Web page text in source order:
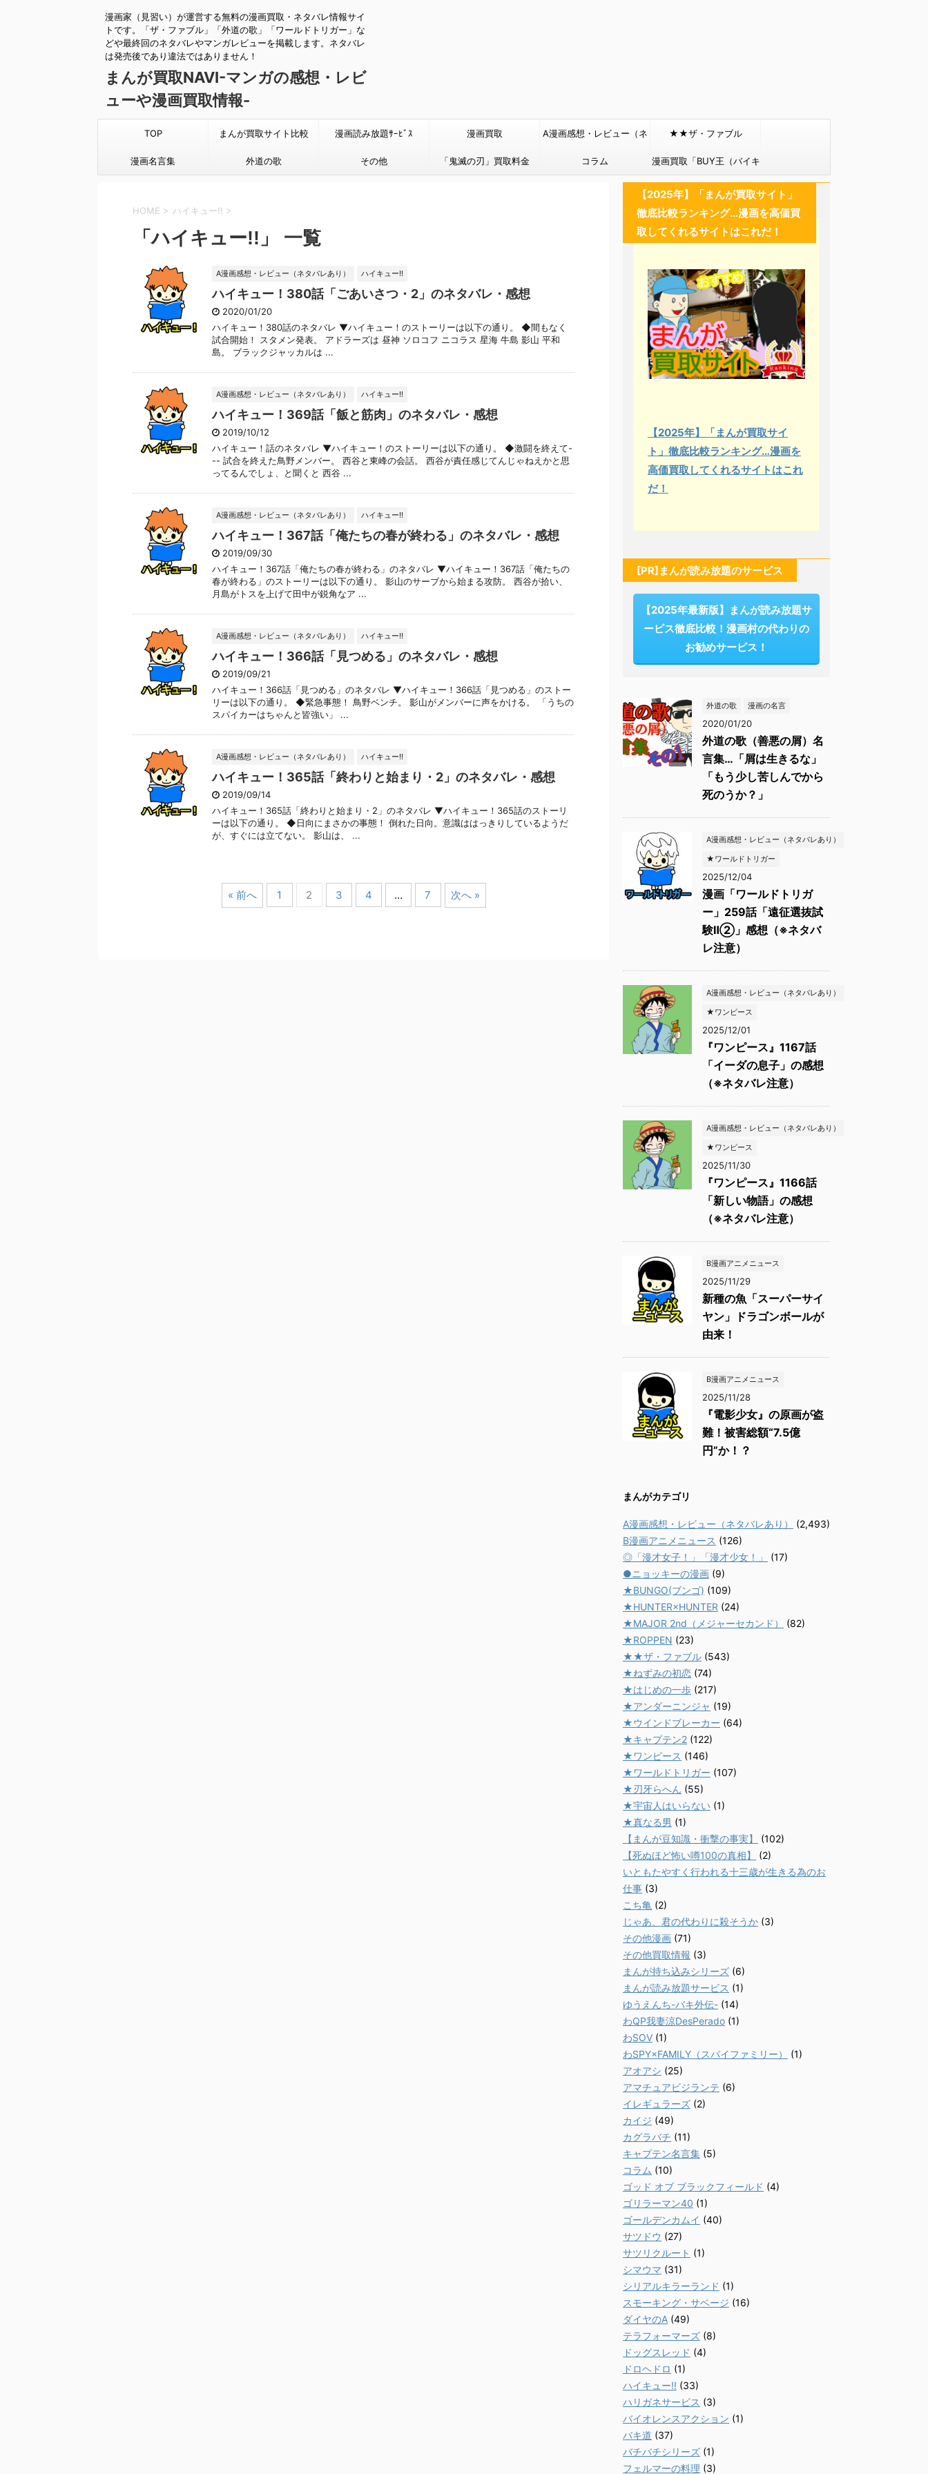
漫画家（見習い）が運営する無料の漫画買取・ネタバレ情報サイ
トです。「ザ・ファブル」「外道の歌」「ワールドトリガー」な
どや最終回のネタバレやマンガレビューを掲載します。ネタバレ
は発売後であり違法ではありません！
まんが買取NAVI-マンガの感想・レビ
ューや漫画買取情報-
TOP まんが買取サイト比較 漫画読み放題ｻｰﾋﾞｽ 漫画買取 A漫画感想・レビュー（ネ
タバレあり）
★★ザ・ファブル
漫画名言集 外道の歌 その他 「鬼滅の刃」買取料金 コラム 漫画買取「BUY王（バイキ
ング）」
HOME > ハイキュー!! >
「ハイキュー!!」 一覧
A漫画感想・レビュー（ネタバレあり） ハイキュー!!
ハイキュー！380話「ごあいさつ・2」のネタバレ・感想
2020/01/20
ハイキュー！380話のネタバレ ▼ハイキュー！のストーリーは以下の通り。 ◆間もなく
試合開始！ スタメン発表。 アドラーズは 昼神 ソロコフ ニコラス 星海 牛島 影山 平和
島。 ブラックジャッカルは ...
A漫画感想・レビュー（ネタバレあり） ハイキュー!!
ハイキュー！369話「飯と筋肉」のネタバレ・感想
2019/10/12
ハイキュー！話のネタバレ ▼ハイキュー！のストーリーは以下の通り。 ◆激闘を終えて-
-- 試合を終えた鳥野メンバー。 西谷と東峰の会話。 西谷が責任感じてんじゃねえかと思
ってるんでしょ、と聞くと 西谷 ...
A漫画感想・レビュー（ネタバレあり） ハイキュー!!
ハイキュー！367話「俺たちの春が終わる」のネタバレ・感想
2019/09/30
ハイキュー！367話「俺たちの春が終わる」のネタバレ ▼ハイキュー！367話「俺たちの
春が終わる」のストーリーは以下の通り。 影山のサーブから始まる攻防。 西谷が拾い、
月島がトスを上げて田中が鋭角なア ...
A漫画感想・レビュー（ネタバレあり） ハイキュー!!
ハイキュー！366話「見つめる」のネタバレ・感想
2019/09/21
ハイキュー！366話「見つめる」のネタバレ ▼ハイキュー！366話「見つめる」のストー
リーは以下の通り。 ◆緊急事態！ 鳥野ベンチ。 影山がメンバーに声をかける。 「うちの
スパイカーはちゃんと皆強い」 ...
A漫画感想・レビュー（ネタバレあり） ハイキュー!!
ハイキュー！365話「終わりと始まり・2」のネタバレ・感想
2019/09/14
ハイキュー！365話「終わりと始まり・2」のネタバレ ▼ハイキュー！365話のストーリ
ーは以下の通り。 ◆日向にまさかの事態！ 倒れた日向。意識ははっきりしているようだ
が、すぐには立てない。 影山は、 ...
« 前へ 1 2 3 4 … 7 次へ »
【2025年】「まんが買取サイト」
徹底比較ランキング…漫画を高価買
取してくれるサイトはこれだ！
【2025年】「まんが買取サイ
ト」徹底比較ランキング…漫画を
高価買取してくれるサイトはこれ
だ！
[PR]まんが読み放題のサービス
【2025年最新版】まんが読み放題サ
ービス徹底比較！漫画村の代わりの
お勧めサービス！
外道の歌 漫画の名言
2020/01/20
外道の歌（善悪の屑）名
言集…「屑は生きるな」
「もう少し苦しんでから
死のうか？」
A漫画感想・レビュー（ネタバレあり）
★ワールドトリガー
2025/12/04
漫画「ワールドトリガ
ー」259話「遠征選抜試
験Ⅱ②」感想（※ネタバ
レ注意）
A漫画感想・レビュー（ネタバレあり）
★ワンピース
2025/12/01
『ワンピース』1167話
「イーダの息子」の感想
（※ネタバレ注意）
A漫画感想・レビュー（ネタバレあり）
★ワンピース
2025/11/30
『ワンピース』1166話
「新しい物語」の感想
（※ネタバレ注意）
B漫画アニメニュース
2025/11/29
新種の魚「スーパーサイ
ヤン」ドラゴンボールが
由来！
B漫画アニメニュース
2025/11/28
『電影少女』の原画が盗
難！被害総額“7.5億
円”か！？
まんがカテゴリ
A漫画感想・レビュー（ネタバレあり）
(2,493)
B漫画アニメニュース (126)
◎「漫才女子！」「漫才少女！」
(17)
●ニョッキーの漫画 (9)
★BUNGO(ブンゴ) (109)
★HUNTER×HUNTER (24)
★MAJOR 2nd（メジャーセカンド）
(82)
★ROPPEN (23)
★★ザ・ファブル (543)
★ねずみの初恋 (74)
★はじめの一歩 (217)
★アンダーニンジャ (19)
★ウインドブレーカー (64)
★キャプテン2 (122)
★ワンピース (146)
★ワールドトリガー (107)
★刃牙らへん (55)
★宇宙人はいらない (1)
★真なる男 (1)
【まんが豆知識・衝撃の事実】
(102)
【死ぬほど怖い噂100の真相】
(2)
いともたやすく行われる十三歳が生きる為のお
仕事 (3)
こち亀 (2)
じゃあ、君の代わりに殺そうか (3)
その他漫画 (71)
その他買取情報 (3)
まんが持ち込みシリーズ (6)
まんが読み放題サービス (1)
ゆうえんち-バキ外伝- (14)
わQP我妻涼DesPerado (1)
わSOV (1)
わSPY×FAMILY（スパイファミリー）
(1)
アオアシ (25)
アマチュアビジランテ (6)
イレギュラーズ (2)
カイジ (49)
カグラバチ (11)
キャプテン名言集 (5)
コラム (10)
ゴッド オブ ブラックフィールド (4)
ゴリラーマン40 (1)
ゴールデンカムイ (40)
サツドウ (27)
サツリクルート (1)
シマウマ (31)
シリアルキラーランド (1)
スモーキング・サベージ (16)
ダイヤのA (49)
テラフォーマーズ (8)
ドッグスレッド (4)
ドロヘドロ (1)
ハイキュー!! (33)
ハリガネサービス (3)
バイオレンスアクション (1)
バキ道 (37)
バチバチシリーズ (1)
フェルマーの料理 (3)